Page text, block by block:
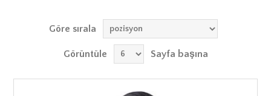
Göre sırala
Görüntüle Sayfa başına